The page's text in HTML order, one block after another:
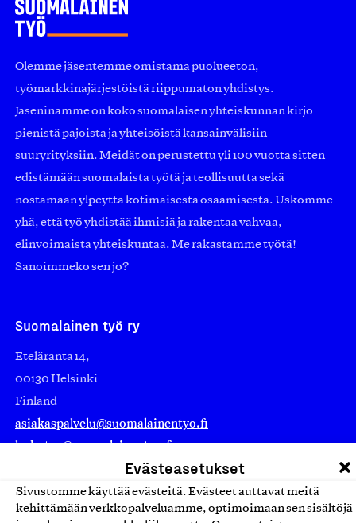
Evästeasetukset
Sivustomme käyttää evästeitä. Evästeet auttavat meitä
kehittämään verkkopalveluamme, optimoimaan sen sisältöjä
Olemme jäsentemme omistama puolueeton,
työmarkkinajärjestöistä riippumaton yhdistys.
Jäseninämme on koko suomalaisen yhteiskunnan kirjo
pienistä pajoista ja yhteisöistä kansainvälisiin
suuryrityksiin. Meidät on perustettu yli 100 vuotta sitten
edistämään suomalaista työtä ja teollisuutta sekä
nostamaan ylpeyttä kotimaisesta osaamisesta. Uskomme
yhä, että työ yhdistää ihmisiä ja rakentaa vahvaa,
elinvoimaista yhteiskuntaa. Me rakastamme työtä!
Sanoimmeko sen jo?
Suomalainen työ ry
Eteläranta 14,
00130 Helsinki
Finland
asiakaspalvelu@suomalainentyo.fi
laskutus@suomalainentyo.fi